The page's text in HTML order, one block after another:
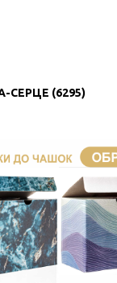
СЕРЦЕ (6295)